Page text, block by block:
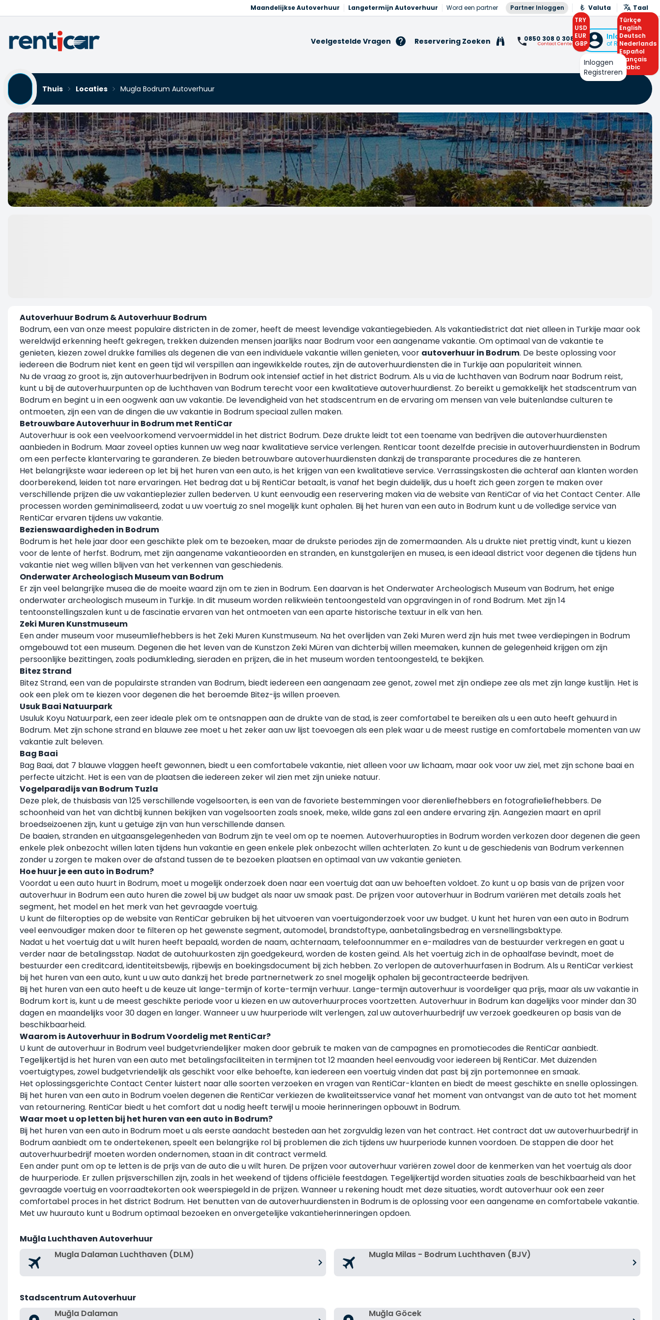
Maandelijkse Autoverhuur Langetermijn Autoverhuur Word een partner Partner Inloggen
Valuta
TRY
USD
EUR
GBP
Taal
Türkçe
English
Deutsch
Nederlands
Español
Français
Arabic
Veelgestelde Vragen Reservering Zoeken 0850 308 0 308
Contact Center
Inloggen
of Registreren
Inloggen
Registreren
Thuis
Locaties Mugla Bodrum Autoverhuur
Autoverhuur Bodrum & Autoverhuur Bodrum
Bodrum, een van onze meest populaire districten in de zomer, heeft de meest levendige vakantiegebieden. Als vakantiedistrict dat niet alleen in Turkije maar ook
wereldwijd erkenning heeft gekregen, trekken duizenden mensen jaarlijks naar Bodrum voor een aangename vakantie. Om optimaal van de vakantie te
genieten, kiezen zowel drukke families als degenen die van een individuele vakantie willen genieten, voor autoverhuur in Bodrum. De beste oplossing voor
iedereen die Bodrum niet kent en geen tijd wil verspillen aan ingewikkelde routes, zijn de autoverhuurdiensten die in Turkije aan populariteit winnen.
Nu de vraag zo groot is, zijn autoverhuurbedrijven in Bodrum ook intensief actief in het district Bodrum. Als u via de luchthaven van Bodrum naar Bodrum reist,
kunt u bij de autoverhuurpunten op de luchthaven van Bodrum terecht voor een kwalitatieve autoverhuurdienst. Zo bereikt u gemakkelijk het stadscentrum van
Bodrum en begint u in een oogwenk aan uw vakantie. De levendigheid van het stadscentrum en de ervaring om mensen van vele buitenlandse culturen te
ontmoeten, zijn een van de dingen die uw vakantie in Bodrum speciaal zullen maken.
Betrouwbare Autoverhuur in Bodrum met RentiCar
Autoverhuur is ook een veelvoorkomend vervoermiddel in het district Bodrum. Deze drukte leidt tot een toename van bedrijven die autoverhuurdiensten
aanbieden in Bodrum. Maar zoveel opties kunnen uw weg naar kwalitatieve service verlengen. RentIcar toont dezelfde precisie in autoverhuurdiensten in Bodrum
om een perfecte klantervaring te garanderen. Ze bieden betrouwbare autoverhuurdiensten dankzij de transparante procedures die ze hanteren.
Het belangrijkste waar iedereen op let bij het huren van een auto, is het krijgen van een kwalitatieve service. Verrassingskosten die achteraf aan klanten worden
doorberekend, leiden tot nare ervaringen. Het bedrag dat u bij RentiCar betaalt, is vanaf het begin duidelijk, dus u hoeft zich geen zorgen te maken over
verschillende prijzen die uw vakantieplezier zullen bederven. U kunt eenvoudig een reservering maken via de website van RentiCar of via het Contact Center. Alle
processen worden geminimaliseerd, zodat u uw voertuig zo snel mogelijk kunt ophalen. Bij het huren van een auto in Bodrum kunt u de volledige service van
RentiCar ervaren tijdens uw vakantie.
Bezienswaardigheden in Bodrum
Bodrum is het hele jaar door een geschikte plek om te bezoeken, maar de drukste periodes zijn de zomermaanden. Als u drukte niet prettig vindt, kunt u kiezen
voor de lente of herfst. Bodrum, met zijn aangename vakantieoorden en stranden, en kunstgalerijen en musea, is een ideaal district voor degenen die tijdens hun
vakantie niet weg willen blijven van het verkennen van geschiedenis.
Onderwater Archeologisch Museum van Bodrum
Er zijn veel belangrijke musea die de moeite waard zijn om te zien in Bodrum. Een daarvan is het Onderwater Archeologisch Museum van Bodrum, het enige
onderwater archeologisch museum in Turkije. In dit museum worden relikwieën tentoongesteld van opgravingen in of rond Bodrum. Met zijn 14
tentoonstellingszalen kunt u de fascinatie ervaren van het ontmoeten van een aparte historische textuur in elk van hen.
Zeki Muren Kunstmuseum
Een ander museum voor museumliefhebbers is het Zeki Muren Kunstmuseum. Na het overlijden van Zeki Muren werd zijn huis met twee verdiepingen in Bodrum
omgebouwd tot een museum. Degenen die het leven van de Kunstzon Zeki Müren van dichterbij willen meemaken, kunnen de gelegenheid krijgen om zijn
persoonlijke bezittingen, zoals podiumkleding, sieraden en prijzen, die in het museum worden tentoongesteld, te bekijken.
Bitez Strand
Bitez Strand, een van de populairste stranden van Bodrum, biedt iedereen een aangenaam zee genot, zowel met zijn ondiepe zee als met zijn lange kustlijn. Het is
ook een plek om te kiezen voor degenen die het beroemde Bitez-ijs willen proeven.
Usuk Baai Natuurpark
Usuluk Koyu Natuurpark, een zeer ideale plek om te ontsnappen aan de drukte van de stad, is zeer comfortabel te bereiken als u een auto heeft gehuurd in
Bodrum. Met zijn schone strand en blauwe zee moet u het zeker aan uw lijst toevoegen als een plek waar u de meest rustige en comfortabele momenten van uw
vakantie zult beleven.
Bag Baai
Bag Baai, dat 7 blauwe vlaggen heeft gewonnen, biedt u een comfortabele vakantie, niet alleen voor uw lichaam, maar ook voor uw ziel, met zijn schone baai en
perfecte uitzicht. Het is een van de plaatsen die iedereen zeker wil zien met zijn unieke natuur.
Vogelparadijs van Bodrum Tuzla
Deze plek, de thuisbasis van 125 verschillende vogelsoorten, is een van de favoriete bestemmingen voor dierenliefhebbers en fotografieliefhebbers. De
schoonheid van het van dichtbij kunnen bekijken van vogelsoorten zoals snoek, meke, wilde gans zal een andere ervaring zijn. Aangezien maart en april
broedseizoenen zijn, kunt u getuige zijn van hun verschillende dansen.
De baaien, stranden en uitgaansgelegenheden van Bodrum zijn te veel om op te noemen. Autoverhuuropties in Bodrum worden verkozen door degenen die geen
enkele plek onbezocht willen laten tijdens hun vakantie en geen enkele plek onbezocht willen achterlaten. Zo kunt u de geschiedenis van Bodrum verkennen
zonder u zorgen te maken over de afstand tussen de te bezoeken plaatsen en optimaal van uw vakantie genieten.
Hoe huur je een auto in Bodrum?
Voordat u een auto huurt in Bodrum, moet u mogelijk onderzoek doen naar een voertuig dat aan uw behoeften voldoet. Zo kunt u op basis van de prijzen voor
autoverhuur in Bodrum een auto huren die zowel bij uw budget als naar uw smaak past. De prijzen voor autoverhuur in Bodrum variëren met details zoals het
segment, het model en het merk van het gevraagde voertuig.
U kunt de filteropties op de website van RentiCar gebruiken bij het uitvoeren van voertuigonderzoek voor uw budget. U kunt het huren van een auto in Bodrum
veel eenvoudiger maken door te filteren op het gewenste segment, automodel, brandstoftype, aanbetalingsbedrag en versnellingsbaktype.
Nadat u het voertuig dat u wilt huren heeft bepaald, worden de naam, achternaam, telefoonnummer en e-mailadres van de bestuurder verkregen en gaat u
verder naar de betalingsstap. Nadat de autohuurkosten zijn goedgekeurd, worden de kosten geïnd. Als het voertuig zich in de ophaalfase bevindt, moet de
bestuurder een creditcard, identiteitsbewijs, rijbewijs en boekingsdocument bij zich hebben. Zo verlopen de autoverhuurfasen in Bodrum. Als u RentiCar verkiest
bij het huren van een auto, kunt u uw auto dankzij het brede partnernetwerk zo snel mogelijk ophalen bij gecontracteerde bedrijven.
Bij het huren van een auto heeft u de keuze uit lange-termijn of korte-termijn verhuur. Lange-termijn autoverhuur is voordeliger qua prijs, maar als uw vakantie in
Bodrum kort is, kunt u de meest geschikte periode voor u kiezen en uw autoverhuurproces voortzetten. Autoverhuur in Bodrum kan dagelijks voor minder dan 30
dagen en maandelijks voor 30 dagen en langer. Wanneer u uw huurperiode wilt verlengen, zal uw autoverhuurbedrijf uw verzoek goedkeuren op basis van de
beschikbaarheid.
Waarom is Autoverhuur in Bodrum Voordelig met RentiCar?
U kunt de autoverhuur in Bodrum veel budgetvriendelijker maken door gebruik te maken van de campagnes en promotiecodes die RentiCar aanbiedt.
Tegelijkertijd is het huren van een auto met betalingsfaciliteiten in termijnen tot 12 maanden heel eenvoudig voor iedereen bij RentiCar. Met duizenden
voertuigtypes, zowel budgetvriendelijk als geschikt voor elke behoefte, kan iedereen een voertuig vinden dat past bij zijn portemonnee en smaak.
Het oplossingsgerichte Contact Center luistert naar alle soorten verzoeken en vragen van RentiCar-klanten en biedt de meest geschikte en snelle oplossingen.
Bij het huren van een auto in Bodrum voelen degenen die RentiCar verkiezen de kwaliteitsservice vanaf het moment van ontvangst van de auto tot het moment
van retournering. RentiCar biedt u het comfort dat u nodig heeft terwijl u mooie herinneringen opbouwt in Bodrum.
Waar moet u op letten bij het huren van een auto in Bodrum?
Bij het huren van een auto in Bodrum moet u als eerste aandacht besteden aan het zorgvuldig lezen van het contract. Het contract dat uw autoverhuurbedrijf in
Bodrum aanbiedt om te ondertekenen, speelt een belangrijke rol bij problemen die zich tijdens uw huurperiode kunnen voordoen. De stappen die door het
autoverhuurbedrijf moeten worden ondernomen, staan in dit contract vermeld.
Een ander punt om op te letten is de prijs van de auto die u wilt huren. De prijzen voor autoverhuur variëren zowel door de kenmerken van het voertuig als door
de huurperiode. Er zullen prijsverschillen zijn, zoals in het weekend of tijdens officiële feestdagen. Tegelijkertijd worden situaties zoals de beschikbaarheid van het
gevraagde voertuig en voorraadtekorten ook weerspiegeld in de prijzen. Wanneer u rekening houdt met deze situaties, wordt autoverhuur ook een zeer
comfortabel proces in het district Bodrum. Het benutten van de autoverhuurdiensten in Bodrum is de oplossing voor een aangename en comfortabele vakantie.
Met uw huurauto kunt u Bodrum optimaal bezoeken en onvergetelijke vakantieherinneringen opdoen.
Muğla Luchthaven Autoverhuur
Mugla Dalaman Luchthaven (DLM)
Mugla Milas - Bodrum Luchthaven (BJV)
Stadscentrum Autoverhuur
Muğla Dalaman
Muğla Göcek